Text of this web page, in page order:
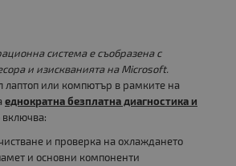
система е съобразена с
и изискванията на Microsoft.
лаптоп или компютър в рамките на
еднократна безплатна диагностика и
включва:
и проверка на охлаждането
и основни компоненти